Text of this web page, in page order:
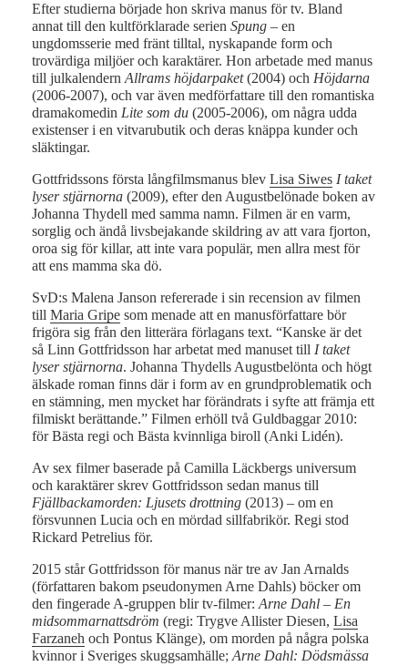
Efter studierna började hon skriva manus för tv. Bland
annat till den kultförklarade serien Spung – en
ungdomsserie med fränt tilltal, nyskapande form och
trovärdiga miljöer och karaktärer. Hon arbetade med manus
till julkalendern Allrams höjdarpaket(2004) och Höjdarna
(2006-2007), och var även medförfattare till den romantiska
dramakomedin Lite som du (2005-2006), om några udda
existenser i en vitvarubutik och deras knäppa kunder och
släktingar.
Gottfridssons första långfilmsmanus blev Lisa Siwes I taket
lyser stjärnorna (2009), efter den Augustbelönade boken av
Johanna Thydell med samma namn. Filmen är en varm,
sorglig och ändå livsbejakande skildring av att vara fjorton,
oroa sig för killar, att inte vara populär, men allra mest för
att ens mamma ska dö.
SvD:s Malena Janson refererade i sin recension av filmen
till Maria Gripe som menade att en manusförfattare bör
frigöra sig från den litterära förlagans text. “Kanske är det
så Linn Gottfridsson har arbetat med manuset till I taket
lyser stjärnorna. Johanna Thydells Augustbelönta och högt
älskade roman finns där i form av en grundproblematik och
en stämning, men mycket har förändrats i syfte att främja ett
filmiskt berättande.” Filmen erhöll två Guldbaggar 2010:
för Bästa regi och Bästa kvinnliga biroll (Anki Lidén).
Av sex filmer baserade på Camilla Läckbergs universum
och karaktärer skrev Gottfridsson sedan manus till
Fjällbackamorden: Ljusets drottning (2013) – om en
försvunnen Lucia och en mördad sillfabrikör. Regi stod
Rickard Petrelius för.
2015 står Gottfridsson för manus när tre av Jan Arnalds
(författaren bakom pseudonymen Arne Dahls) böcker om
den fingerade A-gruppen blir tv-filmer: Arne Dahl – En
midsommarnattsdröm (regi: Trygve Allister Diesen, Lisa
Farzaneh och Pontus Klänge), om morden på några polska
kvinnor i Sveriges skuggsamhälle; Arne Dahl: Dödsmässa